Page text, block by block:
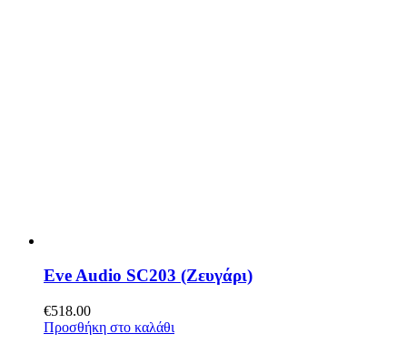
Eve Audio SC203 (Ζευγάρι)
€518.00
Προσθήκη στο καλάθι